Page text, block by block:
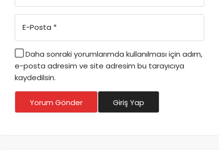
E-Posta *
Daha sonraki yorumlarımda kullanılması için adım,
e-posta adresim ve site adresim bu tarayıcıya
kaydedilsin.
Yorum Gönder Giriş Yap